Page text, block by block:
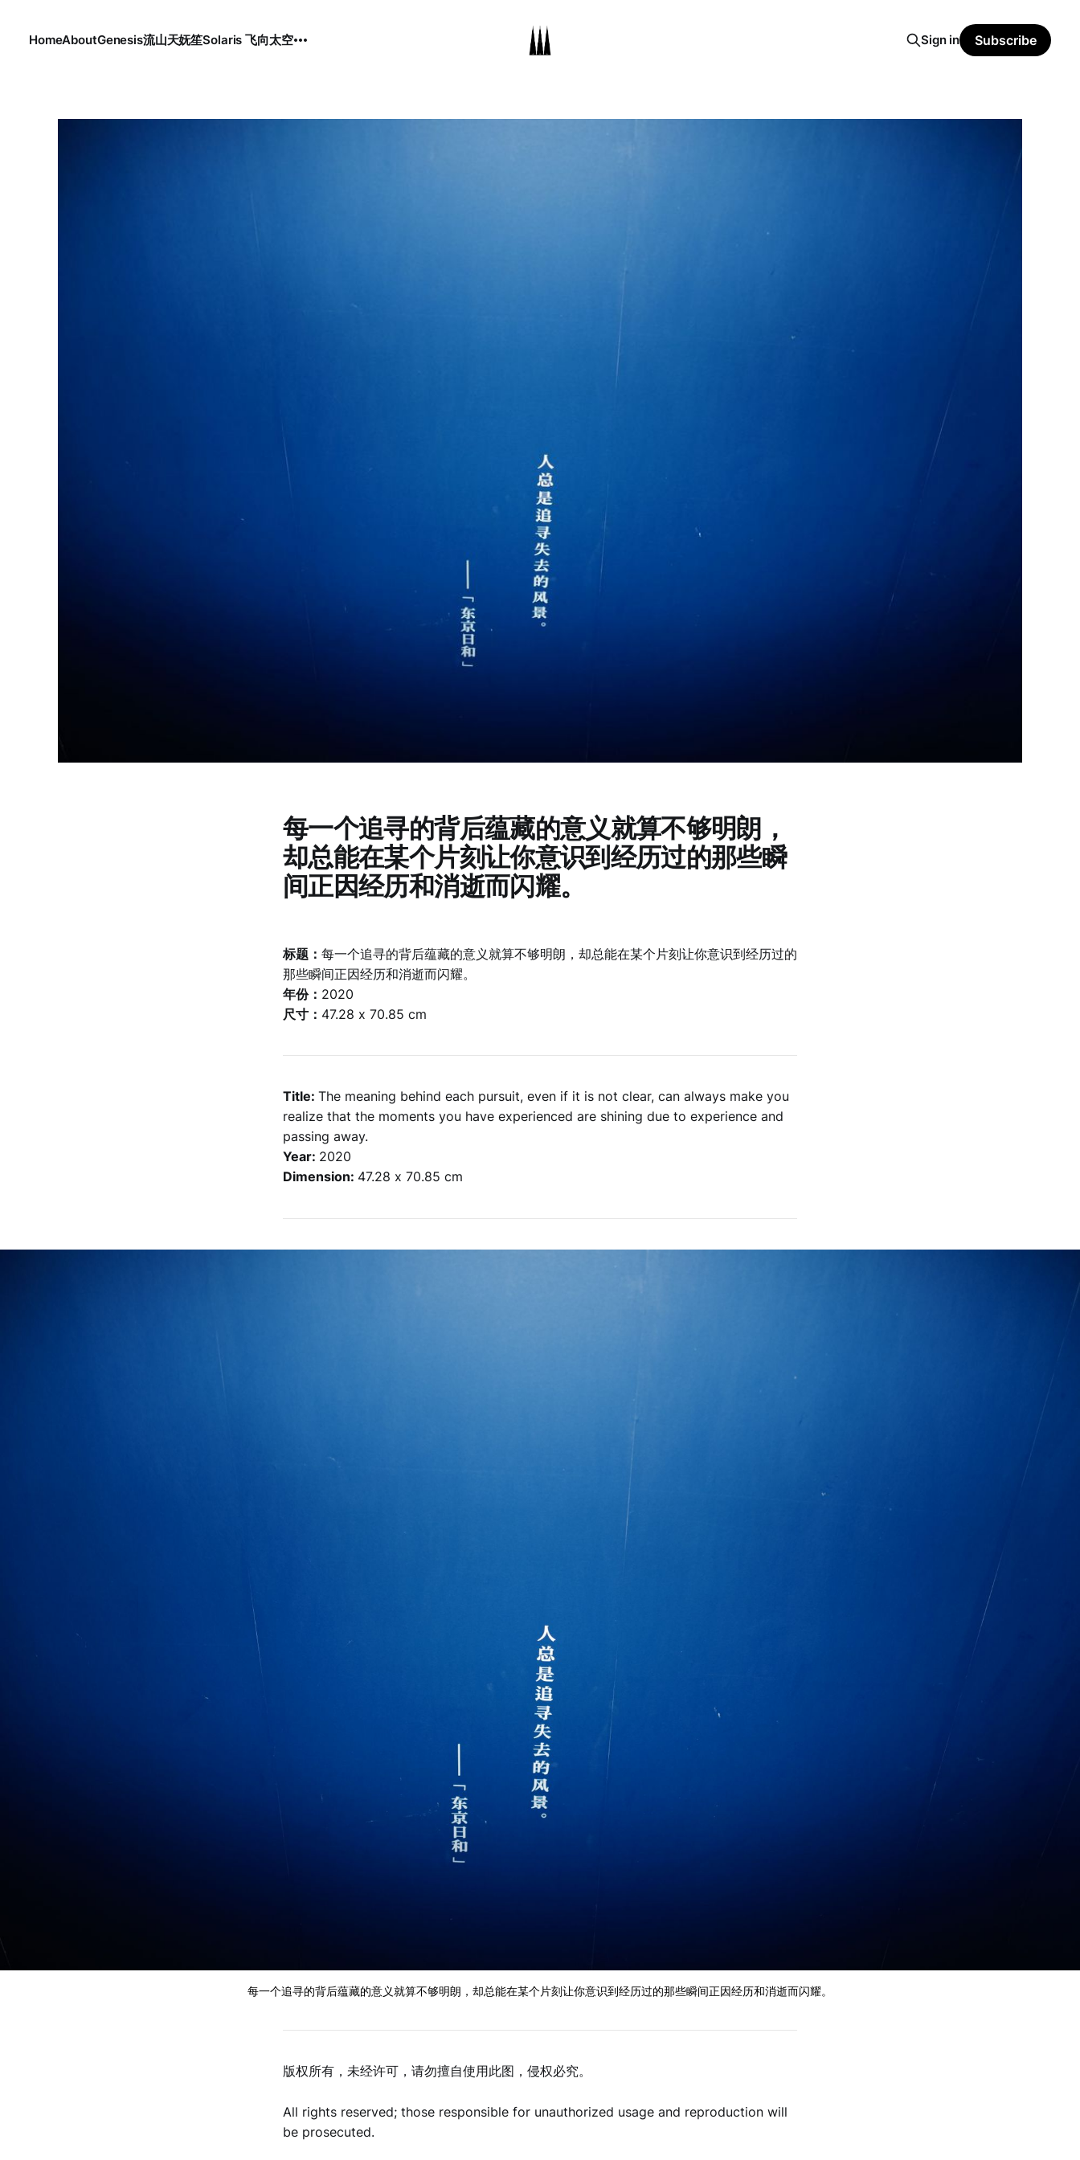
HomeAboutGenesis流山天妩笙Solaris 飞向太空 Sign in Subscribe
每一个追寻的背后蕴藏的意义就算不够明朗，
却总能在某个片刻让你意识到经历过的那些瞬
间正因经历和消逝而闪耀。
标题： 每一个追寻的背后蕴藏的意义就算不够明朗，却总能在某个片刻让你意识到经历过的
那些瞬间正因经历和消逝而闪耀。
年份： 2020
尺寸： 47.28 x 70.85 cm
Title: The meaning behind each pursuit, even if it is not clear, can always make you
realize that the moments you have experienced are shining due to experience and
passing away.
Year: 2020
Dimension: 47.28 x 70.85 cm
每一个追寻的背后蕴藏的意义就算不够明朗，却总能在某个片刻让你意识到经历过的那些瞬间正因经历和消逝而闪耀。
版权所有，未经许可，请勿擅自使用此图，侵权必究。
All rights reserved; those responsible for unauthorized usage and reproduction will
be prosecuted.